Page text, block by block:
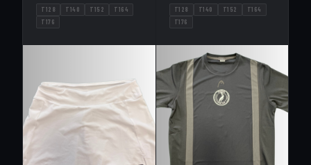
T128 T140 T152
T164
T176
T128 T140 T152
T164
T176